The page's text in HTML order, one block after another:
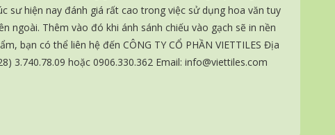
sư hiện nay đánh giá rất cao trong việc sử dụng hoa văn tuy
ngoài. Thêm vào đó khi ánh sánh chiếu vào gạch sẽ in nền
bạn có thể liên hệ đến CÔNG TY CỔ PHẦN VIETTILES Địa
3.740.78.09 hoặc 0906.330.362 Email: info@viettiles.com